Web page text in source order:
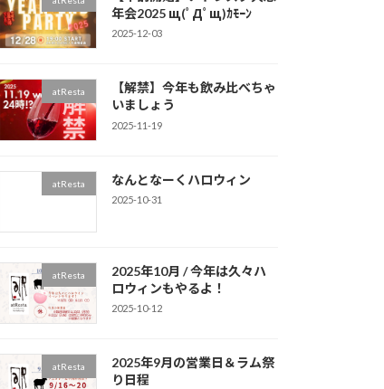
年会2025 щ(ﾟДﾟщ)ｶﾓｰﾝ
2025-12-03
atResta
【解禁】今年も飲み比べちゃ
いましょう
2025-11-19
atResta なんとなーくハロウィン
2025-10-31
atResta
2025年10月 / 今年は久々ハ
ロウィンもやるよ！
2025-10-12
atResta
2025年9月の営業日＆ラム祭
り日程